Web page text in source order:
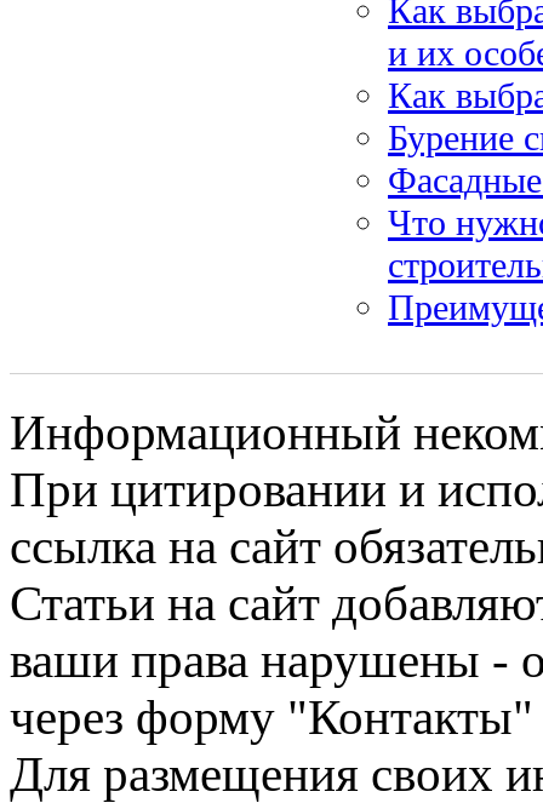
Как
и их
Как
Бурение
Что
Информационный
При цитировании и
ссылка на сайт
Статьи на сайт
ваши права нарушены -
через форму "Контакты"
Для размещения своих